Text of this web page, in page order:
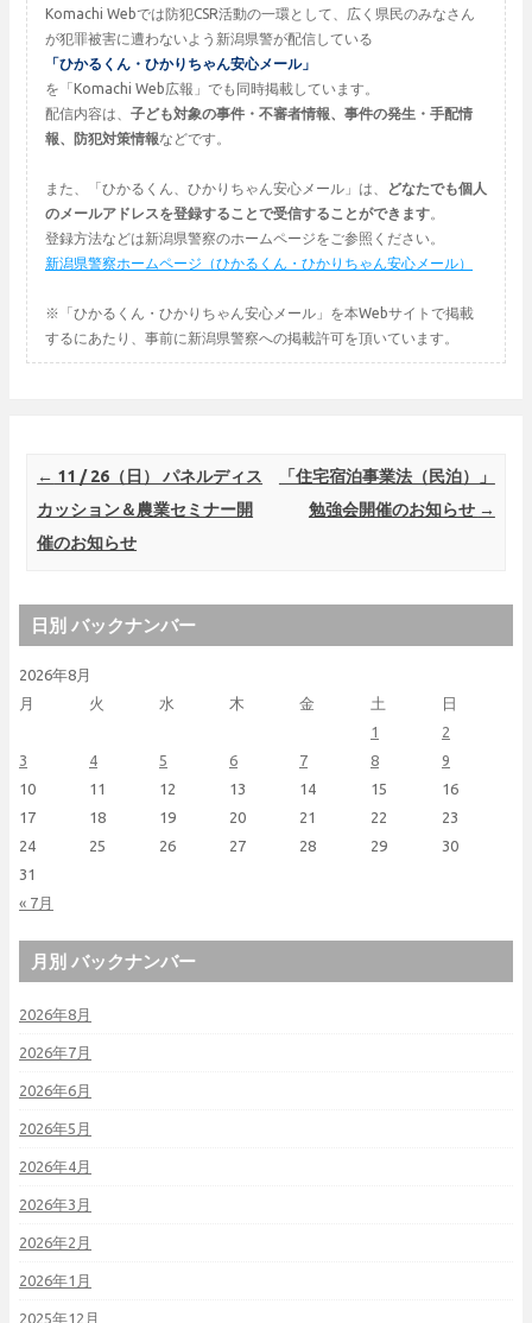
Komachi Webでは防犯CSR活動の一環として、広く県民のみなさん
が犯罪被害に遭わないよう新潟県警が配信している
「ひかるくん・ひかりちゃん安心メール」
を「Komachi Web広報」でも同時掲載しています。
配信内容は、 子ども対象の事件・不審者情報、事件の発生・手配情
報、防犯対策情報などです。
また、「ひかるくん、ひかりちゃん安心メール」は、
どなたでも個人
のメールアドレスを登録することで受信することができます。
登録方法などは新潟県警察のホームページをご参照ください。
新潟県警察ホームページ（ひかるくん・ひかりちゃん安心メール）
※「ひかるくん・ひかりちゃん安心メール」を本Webサイトで掲載
するにあたり、事前に新潟県警察への掲載許可を頂いています。
Post navigation
← 11 / 26（日） パネルディス
カッション＆農業セミナー開
催のお知らせ
「住宅宿泊事業法（民泊）」
勉強会開催のお知らせ →
日別 バックナンバー
2026年8月
月
火 水 木 金 土 日
« 7月
1
2
3
4 5 6 7 8
9
10
11 12 13 14 15
16
17
18 19 20 21 22
23
24
25 26 27 28 29
30
31
月別 バックナンバー
2026年8月
2026年7月
2026年6月
2026年5月
2026年4月
2026年3月
2026年2月
2026年1月
2025年12月